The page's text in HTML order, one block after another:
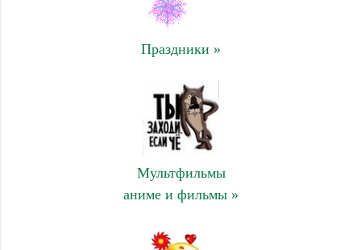
Праздники »
Мультфильмы
аниме и фильмы »